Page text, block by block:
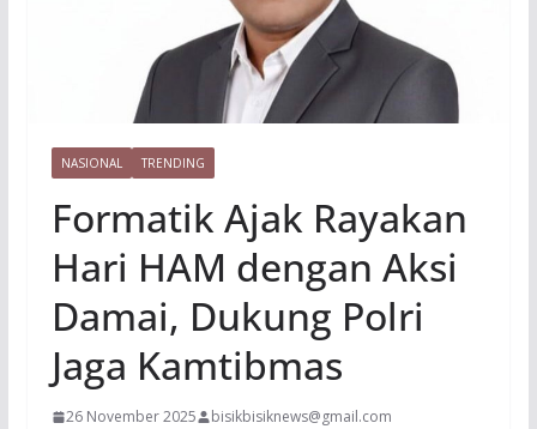
NASIONAL TRENDING
Formatik Ajak Rayakan
Hari HAM dengan Aksi
Damai, Dukung Polri
Jaga Kamtibmas
26 November 2025 bisikbisiknews@gmail.com